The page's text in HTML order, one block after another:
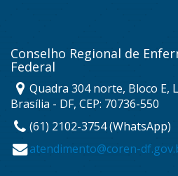
Conselho Regional de
Federal
Quadra 304 norte, Bloco E,
Brasília - DF, CEP: 70736-550
(61) 2102-3754 (WhatsApp)
atendimento@coren-